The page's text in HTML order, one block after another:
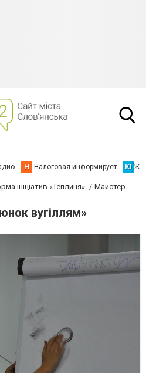
Н Налоговая информирует Ю
ініціатив «Теплиця»
Майстер
вугіллям»